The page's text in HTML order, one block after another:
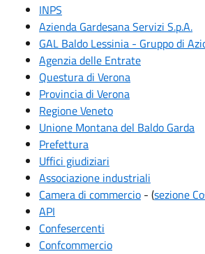
INPS
Azienda Gardesana Servizi S.p.A.
GAL Baldo Lessinia - Gruppo di
Agenzia delle Entrate
Questura di Verona
Provincia di Verona
Regione Veneto
Unione Montana del Baldo Garda
Prefettura
Uffici giudiziari
Associazione industriali
Camera di commercio - (sezione
API
Confesercenti
Confcommercio